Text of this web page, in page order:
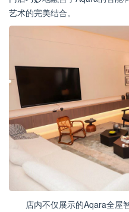
艺术的完美结合。
店内不仅展示的Aqara全屋